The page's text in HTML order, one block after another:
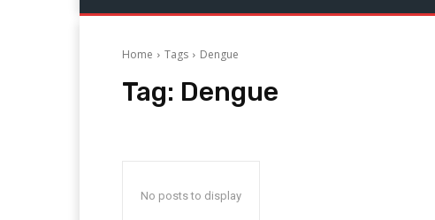
Home Tags Dengue
Tag: Dengue
No posts to display